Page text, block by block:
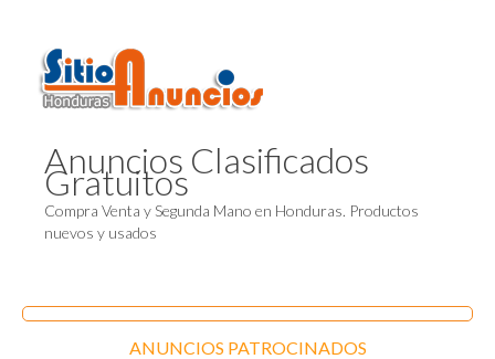
Anuncios Clasificados
Gratuitos
Compra Venta y Segunda Mano en Honduras. Productos
nuevos y usados
ANUNCIOS PATROCINADOS